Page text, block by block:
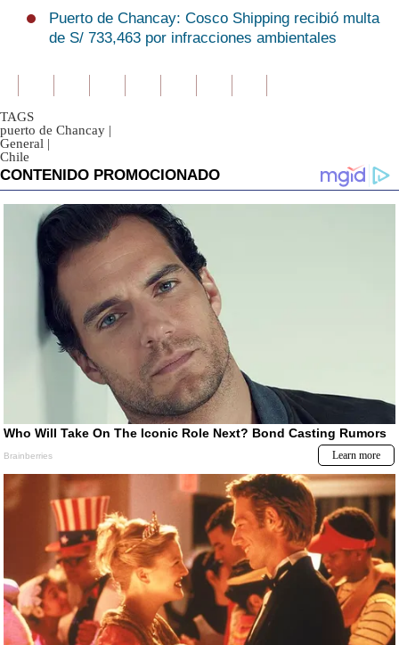
Puerto de Chancay: Cosco Shipping recibió multa
de S/ 733,463 por infracciones ambientales
TAGS
puerto de Chancay |
General |
Chile